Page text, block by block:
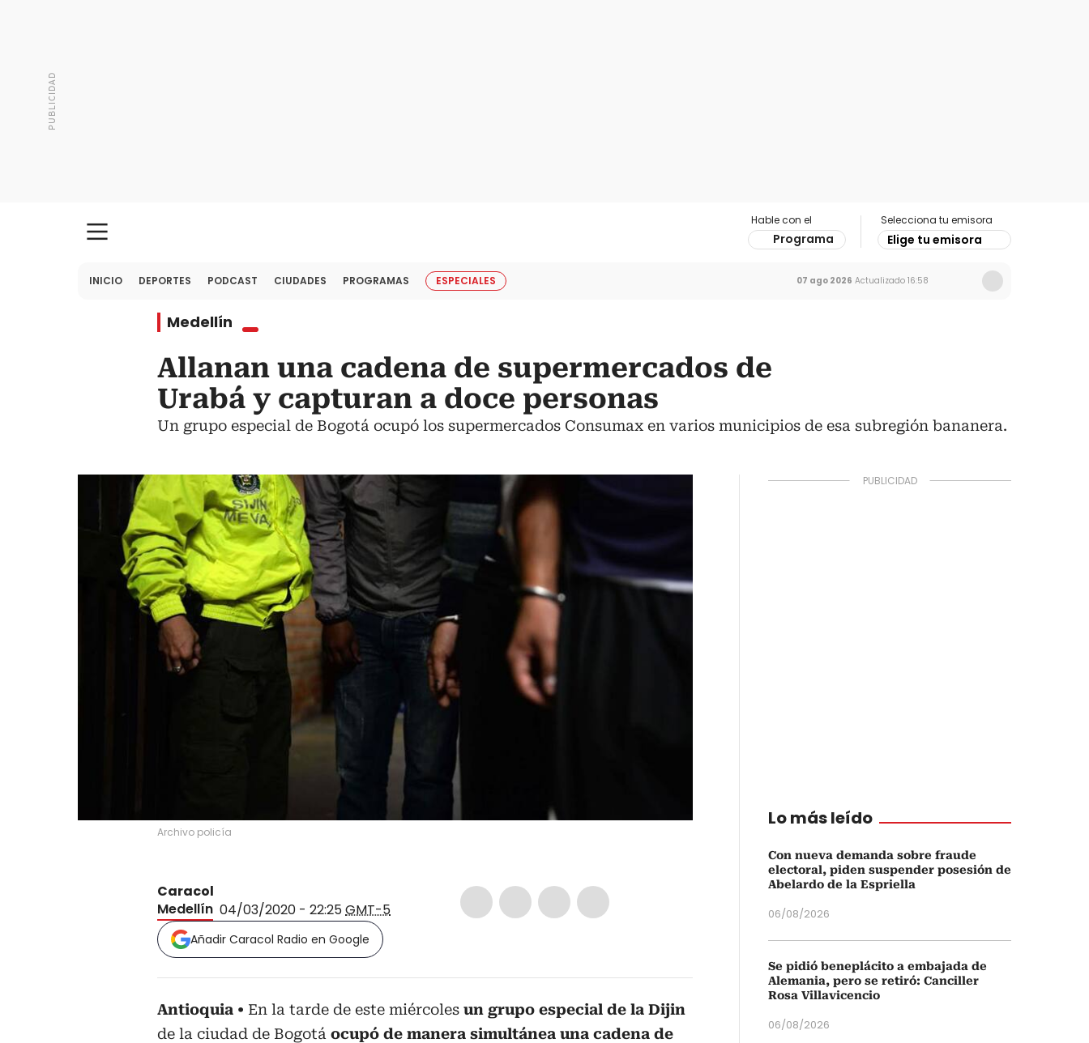
Hable con el
Programa
Selecciona tu emisora
Elige tu emisora
INICIO DEPORTES PODCAST CIUDADES PROGRAMAS ESPECIALES 07 ago 2026 Actualizado 16:58
Medellín
Allanan una cadena de supermercados de
Urabá y capturan a doce personas
Un grupo especial de Bogotá ocupó los supermercados Consumax en varios municipios de esa subregión bananera.
Archivo policía
Caracol
Medellín 04/03/2020 - 22:25GMT-5
Añadir Caracol Radio en Google
Antioquia En la tarde de este miércoles un grupo especial de la Dijin
de la ciudad de Bogotá ocupó de manera simultánea una cadena de
Lo más leído
Con nueva demanda sobre fraude
electoral, piden suspender posesión de
Abelardo de la Espriella
06/08/2026
Se pidió beneplácito a embajada de
Alemania, pero se retiró: Canciller
Rosa Villavicencio
06/08/2026